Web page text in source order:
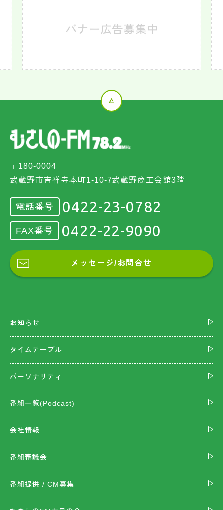
〒180-0004
武蔵野市吉祥寺本町1-10-7武蔵野商工会館3階
電話番号 0422-23-0782
FAX番号 0422-22-9090
メッセージ/お問合せ
お知らせ
タイムテーブル
パーソナリティ
番組一覧(Podcast)
会社情報
番組審議会
番組提供 / CM募集